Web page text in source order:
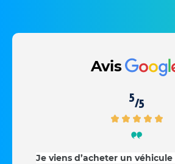
Avis
5/5
Je viens d’acheter un véhicule